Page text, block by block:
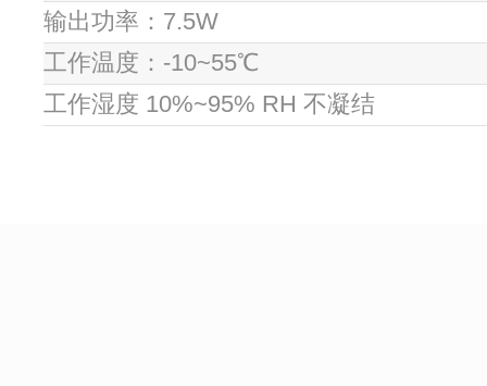
输出功率：7.5W
工作温度：-10~55℃
工作湿度 10%~95% RH 不凝结